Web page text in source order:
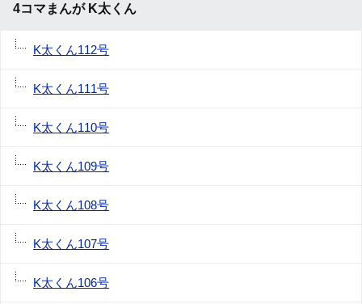
4コマまんが K太くん
K太くん112号
K太くん111号
K太くん110号
K太くん109号
K太くん108号
K太くん107号
K太くん106号